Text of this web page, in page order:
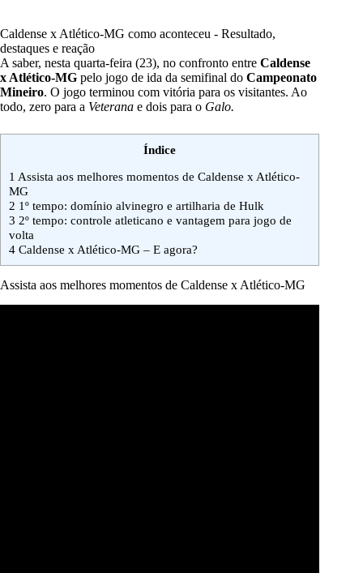
Caldense x Atlético-MG como aconteceu - Resultado,
destaques e reação
A saber, nesta quarta-feira (23), no confronto entre Caldense
x Atlético-MG pelo jogo de ida da semifinal do Campeonato
Mineiro. O jogo terminou com vitória para os visitantes. Ao
todo, zero para a Veterana e dois para o Galo.
Índice
1 Assista aos melhores momentos de Caldense x Atlético-
MG
2 1º tempo: domínio alvinegro e artilharia de Hulk
3 2º tempo: controle atleticano e vantagem para jogo de
volta
4 Caldense x Atlético-MG – E agora?
Assista aos melhores momentos de Caldense x Atlético-MG